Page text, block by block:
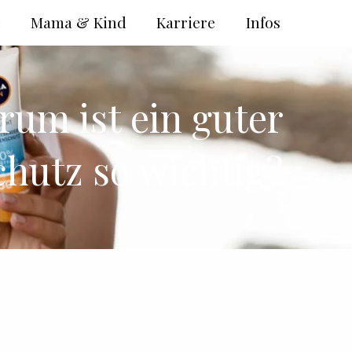
ist ein guter
so wichtig?
Infos
Karriere
Mama & Kind